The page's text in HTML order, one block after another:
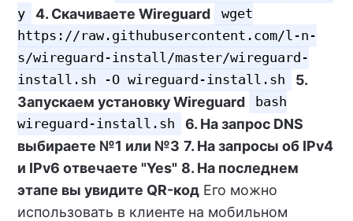
y
4. Скачиваете Wireguard
wget
https://raw.githubusercontent.com/l-n-
s/wireguard-install/master/wireguard-
install.sh -O wireguard-install.sh
5.
Запускаем установку Wireguard
bash
wireguard-install.sh
6. На запрос DNS
выбираете №1 или №3 7. На запросы об IPv4
и IPv6 отвечаете "Yes" 8. На последнем
этапе вы увидите QR-кодЕго можно
использовать в клиенте на мобильном